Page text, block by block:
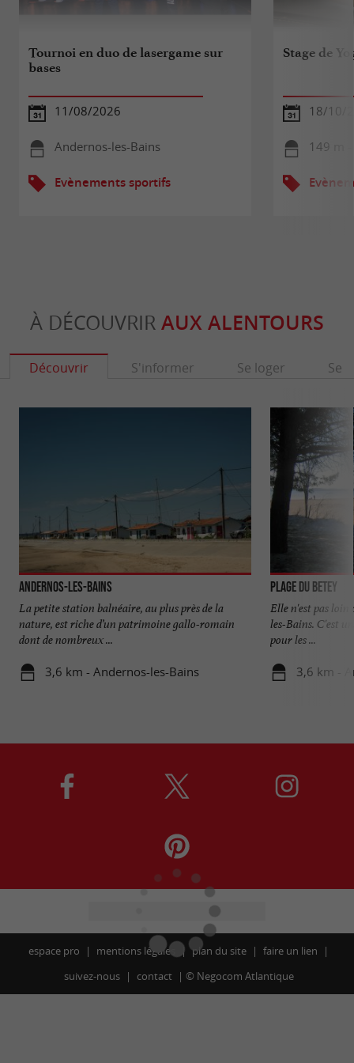
Tournoi en duo de lasergame sur
bases
11/08/2026
Andernos-les-Bains
Evènements sportifs
Stage de
18/10/
149 m
À DÉCOUVRIR AUX ALENTOURS
Découvrir S'informer Se loger Se
Andernos-les-Bains
La petite station balnéaire, au plus près de la
nature, est riche d’un patrimoine gallo-romain
dont de nombreux ...
3,6 km - Andernos-les-Bains
Plage du Betey
Elle n'est pas loin
les-Bains. C'est
pour les ...
3,6 km -
espace pro mentions légales plan du site
faire un lien
suivez-nous
contact © Negocom Atlantique